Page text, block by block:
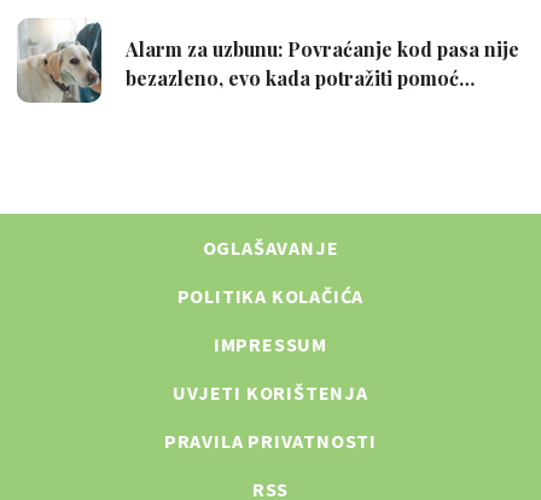
OGLAŠAVANJE
POLITIKA KOLAČIĆA
IMPRESSUM
UVJETI KORIŠTENJA
PRAVILA PRIVATNOSTI
RSS